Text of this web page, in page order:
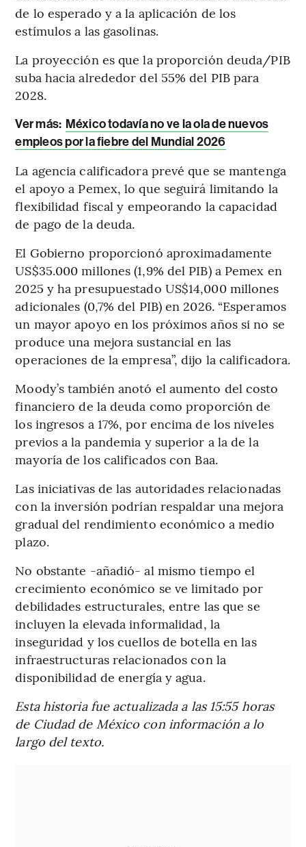
de lo esperado y a la aplicación de los
estímulos a las gasolinas.
La proyección es que la proporción deuda/PIB
suba hacia alrededor del 55% del PIB para
2028.
Ver más: México todavía no ve la ola de nuevos
empleos por la fiebre del Mundial 2026
La agencia calificadora prevé que se mantenga
el apoyo a Pemex, lo que seguirá limitando la
flexibilidad fiscal y empeorando la capacidad
de pago de la deuda.
El Gobierno proporcionó aproximadamente
US$35.000 millones (1,9% del PIB) a Pemex en
2025 y ha presupuestado US$14,000 millones
adicionales (0,7% del PIB) en 2026. “Esperamos
un mayor apoyo en los próximos años si no se
produce una mejora sustancial en las
operaciones de la empresa”, dijo la calificadora.
Moody’s también anotó el aumento del costo
financiero de la deuda como proporción de
los ingresos a 17%, por encima de los niveles
previos a la pandemia y superior a la de la
mayoría de los calificados con Baa.
Las iniciativas de las autoridades relacionadas
con la inversión podrían respaldar una mejora
gradual del rendimiento económico a medio
plazo.
No obstante -añadió- al mismo tiempo el
crecimiento económico se ve limitado por
debilidades estructurales, entre las que se
incluyen la elevada informalidad, la
inseguridad y los cuellos de botella en las
infraestructuras relacionados con la
disponibilidad de energía y agua.
Esta historia fue actualizada a las 15:55 horas
de Ciudad de México con información a lo
largo del texto.